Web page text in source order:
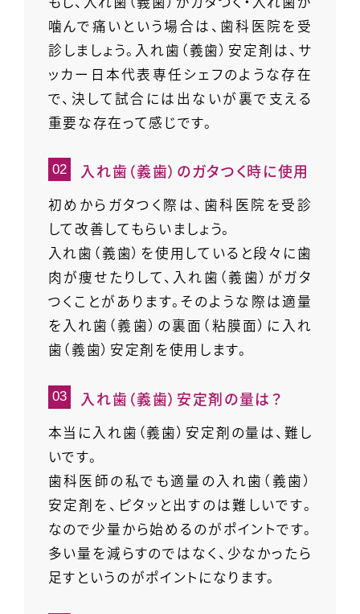
噛んで痛いという場合は、歯科医院を受
診しましょう。入れ歯（義歯）安定剤は、サ
ッカー日本代表専任シェフのような存在
で、決して試合には出ないが裏で支える
重要な存在って感じです。
入れ歯（義歯）のガタつく時に使用
初めからガタつく際は、歯科医院を受診
して改善してもらいましょう。
入れ歯（義歯）を使用していると段々に歯
肉が痩せたりして、入れ歯（義歯）がガタ
つくことがあります。そのような際は適量
を入れ歯（義歯）の裏面（粘膜面）に入れ
歯（義歯）安定剤を使用します。
入れ歯（義歯）安定剤の量は？
本当に入れ歯（義歯）安定剤の量は、難し
いです。
歯科医師の私でも適量の入れ歯（義歯）
安定剤を、ピタッと出すのは難しいです。
なので少量から始めるのがポイントです。
多い量を減らすのではなく、少なかったら
足すというのがポイントになります。